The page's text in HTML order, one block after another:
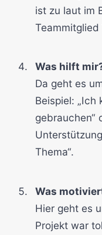
ist zu laut im
Teammitglied
Was hilft
Da geht es
Beispiel: „Ich
gebrauchen“
Thema“.
Was
Hier geht es
Projekt war